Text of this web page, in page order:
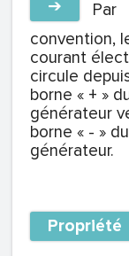
➔
Par
convention,
courant
circule
borne « + »
générateur
borne « - » du
générateur.
Propriété